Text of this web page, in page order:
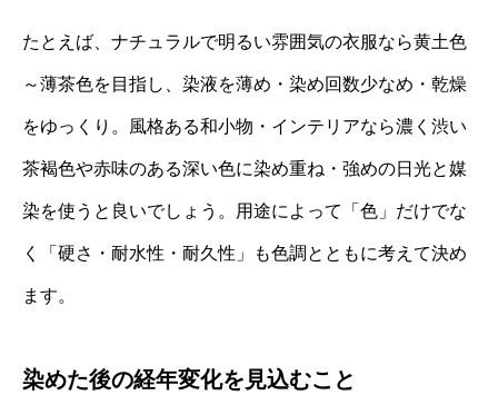
たとえば、ナチュラルで明るい雰囲気の衣服なら黄土色
～薄茶色を目指し、染液を薄め・染め回数少なめ・乾燥
をゆっくり。風格ある和小物・インテリアなら濃く渋い
茶褐色や赤味のある深い色に染め重ね・強めの日光と媒
染を使うと良いでしょう。用途によって「色」だけでな
く「硬さ・耐水性・耐久性」も色調とともに考えて決め
ます。
染めた後の経年変化を見込むこと